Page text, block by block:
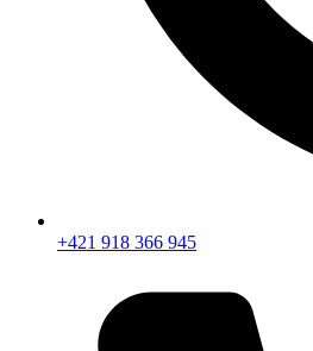
+421 918 366 945